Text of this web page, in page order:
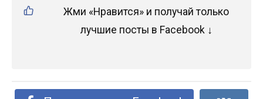
Жми «Нравится» и получай только
лучшие посты в Facebook ↓